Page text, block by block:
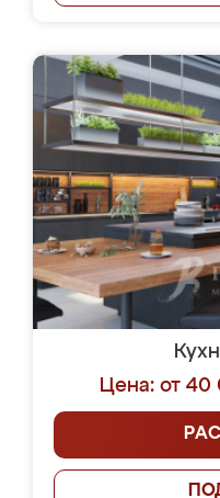
Цена: от 40